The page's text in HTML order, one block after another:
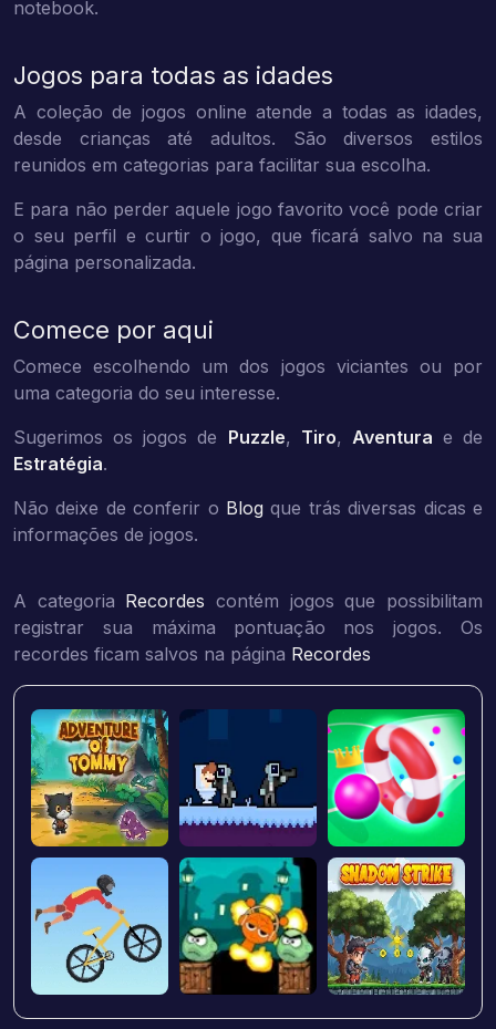
notebook.
Jogos para todas as idades
A coleção de jogos online atende a todas as idades,
desde crianças até adultos. São diversos estilos
reunidos em categorias para facilitar sua escolha.
E para não perder aquele jogo favorito você pode criar
o seu perfil e curtir o jogo, que ficará salvo na sua
página personalizada.
Comece por aqui
Comece escolhendo um dos jogos viciantes ou por
uma categoria do seu interesse.
Sugerimos os jogos de Puzzle, Tiro, Aventura e de
Estratégia.
Não deixe de conferir o Blog que trás diversas dicas e
informações de jogos.
A categoria Recordes contém jogos que possibilitam
registrar sua máxima pontuação nos jogos. Os
recordes ficam salvos na página Recordes